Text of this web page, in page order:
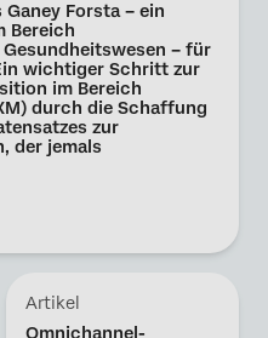
Forsta – ein
Bereich
– für
wichtiger Schritt zur
im Bereich
durch die Schaffung
zur
der jemals
Artikel
Omnichannel-